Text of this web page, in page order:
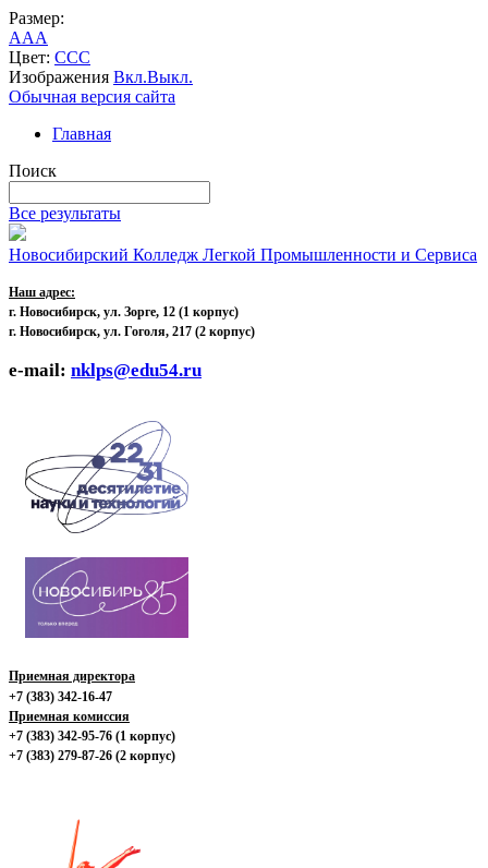
Размер:
AAA
Цвет: CCC
Изображения Вкл.Выкл.
Обычная версия сайта
Главная
Поиск
Все результаты
Новосибирский Колледж Легкой Промышленности и Сервиса
Наш адрес:
г. Новосибирск, ул. Зорге, 12 (1 корпус)
г. Новосибирск, ул. Гоголя, 217 (2 корпус)
e-mail: nklps@edu54.ru
Приемная директора
+7 (383) 342-16-47
Приемная комиссия
+7 (383) 342-95-76 (1 корпус)
+7 (383) 279-87-26 (2 корпус)